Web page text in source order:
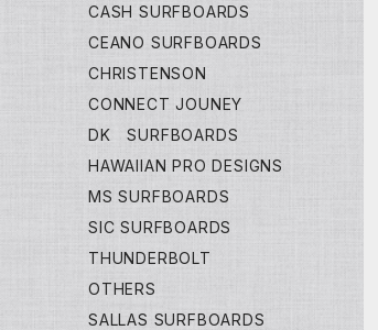
CASH SURFBOARDS
CEANO SURFBOARDS
CHRISTENSON
CONNECT JOUNEY
DK SURFBOARDS
HAWAIIAN PRO DESIGNS
MS SURFBOARDS
SIC SURFBOARDS
THUNDERBOLT
OTHERS
SALLAS SURFBOARDS